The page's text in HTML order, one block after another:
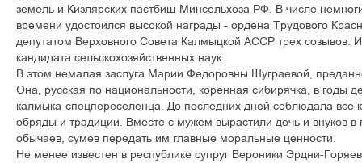
çåìåëü è Êèçëÿðñêèõ ïàñòáèù Ìèíñåëüõîçà ÐÔ. Â ÷èñëå
âðåìåíè óäîñòîèëñÿ âûñîêîé íàãðàäû - îðäåíà Òðóäîâîãî
äåïóòàòîì Âåðõîâíîãî Ñîâåòà Êàëìûöêîé ÀÑÑÐ òðåõ ñîçûâîâ.
êàíäèäàòà ñåëüñêîõîçÿéñòâåííûõ íàóê.
Â ýòîì íåìàëàÿ çàñëóãà Ìàðèè Ôåäîðîâíû Øóãðàåâîé,
Îíà, ðóññêàÿ ïî íàöèîíàëüíîñòè, êîðåííàÿ ñèáèðÿ÷êà, â ãîäû
êàëìûêà-ñïåöïåðåñåëåíöà. Äî ïîñëåäíèõ äíåé ñîáëþäàëà
îáðÿäû è òðàäèöèè. Âìåñòå ñ ìóæåì âûðàñòèëè äî÷ü è
îáû÷àåâ, ñóìåâ ïåðåäàòü èì ãëàâíûå ìîðàëüíûå öåííîñòè.
Íå ìåíåå èçâåñòåí â ðåñïóáëèêå ñóïðóã Âåðîíèêè Ýðäíè-